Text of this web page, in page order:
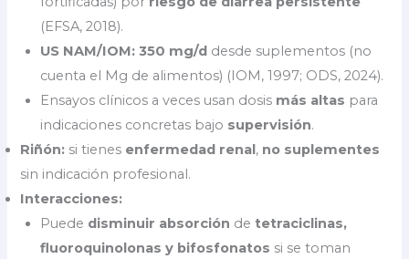
(EFSA, 2018).
US NAM/IOM: 350 mg/d desde suplementos (no
cuenta el Mg de alimentos) (IOM, 1997; ODS, 2024).
Ensayos clínicos a veces usan dosis más altas para
indicaciones concretas bajo supervisión.
Riñón: si tienes enfermedad renal, no suplementes
sin indicación profesional.
Interacciones:
Puede disminuir absorción detetraciclinas,
fluoroquinolonas y bifosfonatos si se toman